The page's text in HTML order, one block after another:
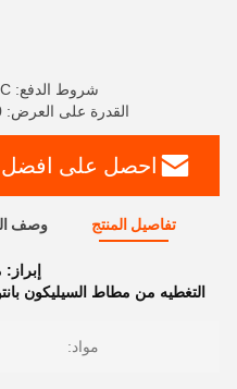
شروط الدفع: T / T ، L / C ، ويسترن يونيون ، باي بال
القدرة على العرض: 200،000 جهاز كمبيوتر شخصى / شهر
احصل على افضل
تفاصيل المنتج وصف
إبراز:
التغطيه من مطاط السيليكون
مواد: